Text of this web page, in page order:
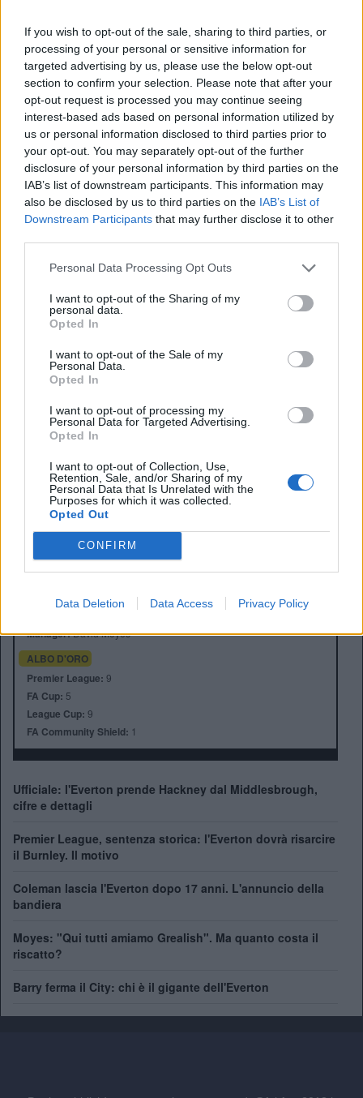
If you wish to opt-out of the sale, sharing to third parties, or
processing of your personal or sensitive information for
targeted advertising by us, please use the below opt-out
section to confirm your selection. Please note that after your
opt-out request is processed you may continue seeing
interest-based ads based on personal information utilized by
us or personal information disclosed to third parties prior to
your opt-out. You may separately opt-out of the further
disclosure of your personal information by third parties on the
IAB’s list of downstream participants. This information may
also be disclosed by us to third parties on the IAB’s List of
Downstream Participants that may further disclose it to other
Personal Data Processing Opt Outs
I want to opt-out of the Sharing of my
personal data.
Opted In
I want to opt-out of the Sale of my
Personal Data.
Opted In
I want to opt-out of processing my
Personal Data for Targeted Advertising.
Opted In
I want to opt-out of Collection, Use,
Retention, Sale, and/or Sharing of my
Personal Data that Is Unrelated with the
Purposes for which it was collected.
Opted Out
CONFIRM
Data Deletion Data Access Privacy Policy
giorno circola la voce che ilManchester United
pronta un’offerta da 50 milioni di euro per Lukaku per
averlo da luglio prossimo, da affiancare aRooney
Martial(o per sostituirli, visto che il primo è cercato in
Inghilterra e il secondo è troppo discontinuo), mentre per
Stones c’è l’interesse degli stessiRed Devils, senza
contare un possibile ritorno del Chelsea e le lodi del
Barcellona, che lo avrebbe messo tra i giovani obiettivi
del prossimo mercato.
Cessioni importanti, che comporterebbero plusvalenze da
capogiro, con denaro fresco che potrebbe (dovrebbe)
essere subito reinvestito per rinnovare la rosa e sostituire
al meglio le due stelle più luminose diGoodison Park.
E passare poi a resistere per trattenere le altre giovani
Ross Barkley Gerard Deulofeu
Anno di Fondazione:1878 come Domingo's FC
Liverpool
Manager:David Moyes
ALBO D'ORO
Premier League: 9
FA Cup: 5
League Cup: 9
FA Community Shield: 1
Ufficiale: l'Everton prende Hackney dal Middlesbrough,
cifre e dettagli
Premier League, sentenza storica: l'Everton dovrà risarcire
il Burnley. Il motivo
Coleman lascia l'Everton dopo 17 anni. L'annuncio della
bandiera
Moyes: "Qui tutti amiamo Grealish". Ma quanto costa il
riscatto?
Barry ferma il City: chi è il gigante dell'Everton